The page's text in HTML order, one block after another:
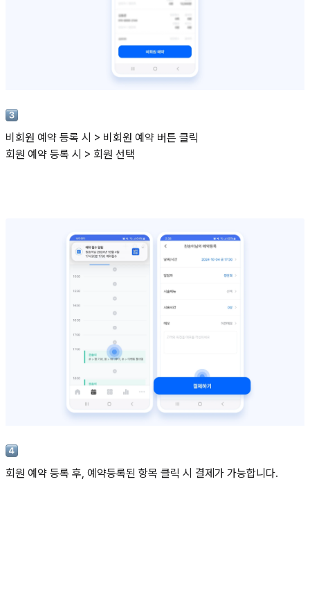
비회원 예약 등록 시 > 비회원 예약 버튼 클릭
회원 예약 등록 시 > 회원 선택
회원 예약 등록 후, 예약등록된 항목 클릭 시 결제가 가능합니다.